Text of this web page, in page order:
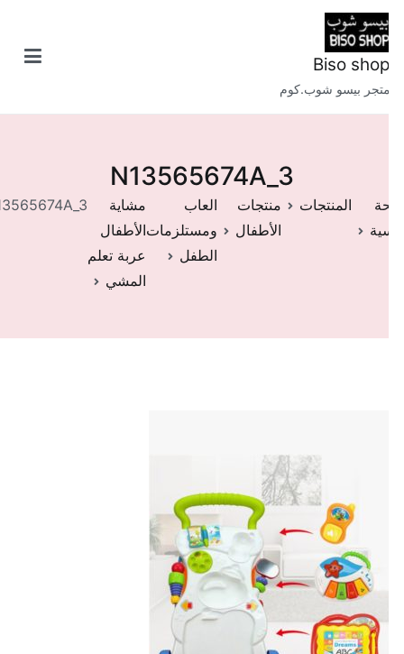
Biso
بيسو شوب.كوم
N13565674A_3
المنتجات
منتجات
الأطفال
العاب
ومستلزمات
الطفل
مشاية
الأطفال
عربة تعلم
المشي
N13565674A_3